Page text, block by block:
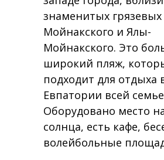
знаменитых
Мойнакского и Ялы-
Мойнакского. Это
широкий пляж,
подходит для отдыха
Евпатории всей
Оборудовано место
солнца, есть кафе,
волейбольные